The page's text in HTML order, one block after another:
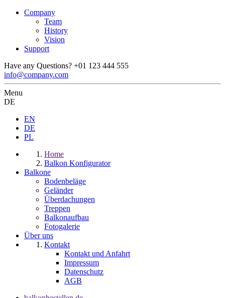
Company
Team
History
Vision
Support
Have any Questions? +01 123 444 555
info@company.com
Menu
DE
EN
DE
PL
Home
Balkon Konfigurator
Balkone
Bodenbeläge
Geländer
Überdachungen
Treppen
Balkonaufbau
Fotogalerie
Über uns
Kontakt
Kontakt und Anfahrt
Impressum
Datenschutz
AGB